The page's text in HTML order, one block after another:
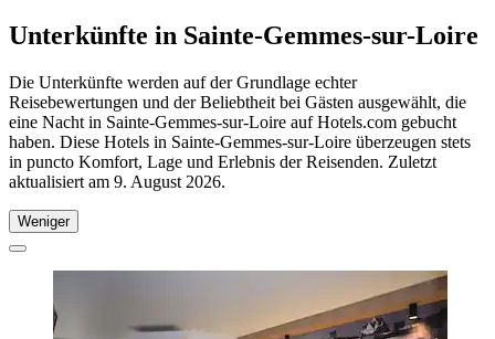
Unterkünfte in Sainte-Gemmes-sur-Loire
Die Unterkünfte werden auf der Grundlage echter
Reisebewertungen und der Beliebtheit bei Gästen ausgewählt, die
eine Nacht in Sainte-Gemmes-sur-Loire auf Hotels.com gebucht
haben. Diese Hotels in Sainte-Gemmes-sur-Loire überzeugen stets
in puncto Komfort, Lage und Erlebnis der Reisenden. Zuletzt
aktualisiert am 9. August 2026.
Weniger